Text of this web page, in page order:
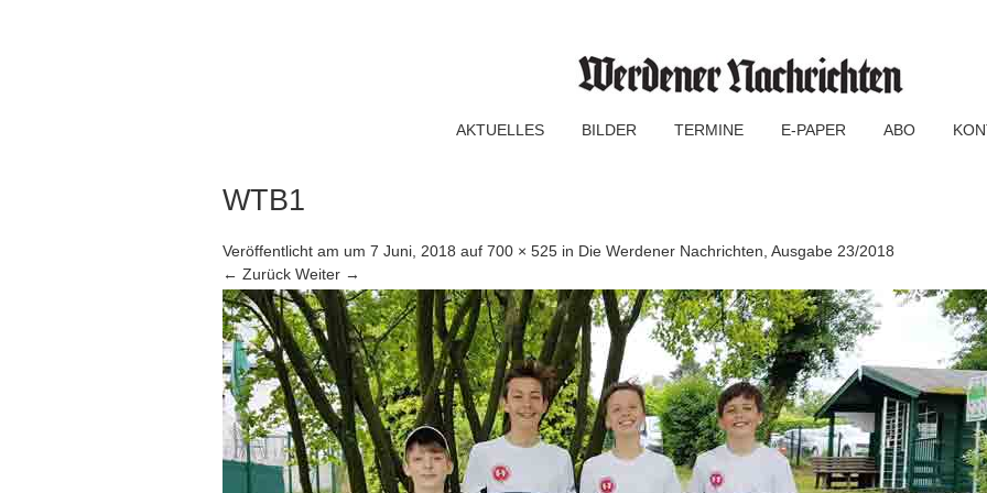
AKTUELLES BILDER TERMINE E-PAPER ABO
WTB1
Veröffentlicht am um 7 Juni, 2018 auf 700 × 525 in Die Werdener Nachrichten, Ausgabe 23/2018
← Zurück Weiter →